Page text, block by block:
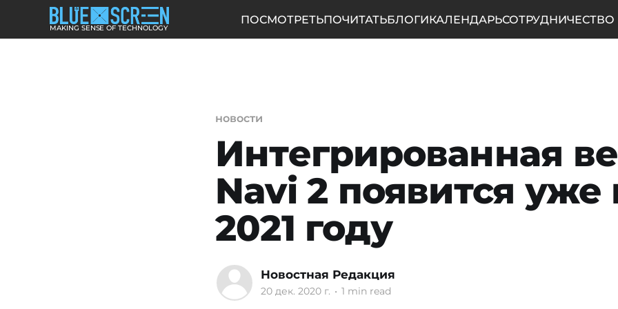
MAKING SENSE OF TECHNOLOGY
ПОСМОТРЕТЬПОЧИТАТЬБЛОГИКАЛЕНДАРЬСОТРУДНИЧЕСТВО
новости
Интегрированная
Navi 2 появится уже
2021 году
Новостная Редакция
20 дек. 2020 г. • 1 min read